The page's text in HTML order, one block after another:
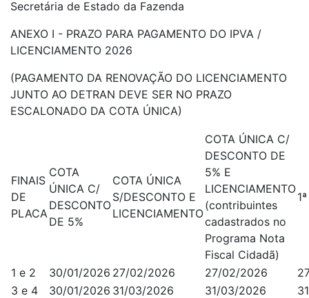
Secretária de Estado da Fazenda
ANEXO I - PRAZO PARA PAGAMENTO DO IPVA /
LICENCIAMENTO 2026
(PAGAMENTO DA RENOVAÇÃO DO LICENCIAMENTO
JUNTO AO DETRAN DEVE SER NO PRAZO
ESCALONADO DA COTA ÚNICA)
FINAIS
DE
PLACA
COTA
ÚNICA C/
DESCONTO
DE 5%
COTA ÚNICA
S/DESCONTO E
LICENCIAMENTO
COTA ÚNICA C/
DESCONTO DE
5% E
LICENCIAMENTO
(contribuintes
cadastrados no
Programa Nota
Fiscal Cidadã)
1 e 2 30/01/2026 27/02/2026 27/02/2026
3 e 4
30/01/2026 31/03/2026 31/03/2026